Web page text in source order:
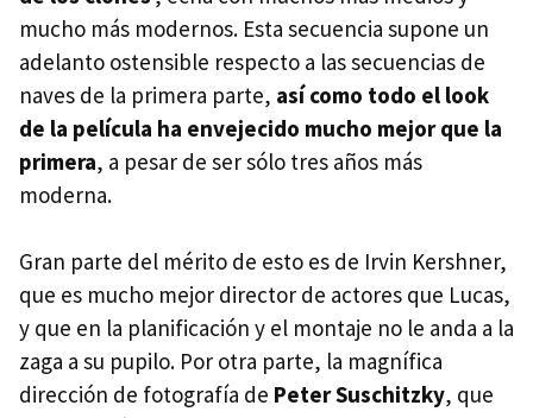
mucho más modernos. Esta secuencia supone un
adelanto ostensible respecto a las secuencias de
naves de la primera parte, así como todo el look
de la película ha envejecido mucho mejor que la
primera, a pesar de ser sólo tres años más
moderna.
Gran parte del mérito de esto es de Irvin Kershner,
que es mucho mejor director de actores que Lucas,
y que en la planificación y el montaje no le anda a la
zaga a su pupilo. Por otra parte, la magnífica
dirección de fotografía de Peter Suschitzky, que